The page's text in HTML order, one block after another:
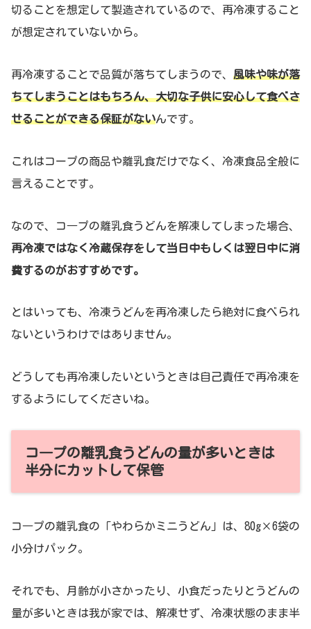
切ることを想定して製造されているので、再冷凍すること
が想定されていないから。
再冷凍することで品質が落ちてしまうので、 風味や味が落
ちてしまうことはもちろん、大切な子供に安心して食べさ
せることができる保証がないんです。
これはコープの商品や離乳食だけでなく、冷凍食品全般に
言えることです。
なので、コ―プの離乳食うどんを解凍してしまった場合、
再冷凍ではなく冷蔵保存をして当日中もしくは翌日中に消
費するのがおすすめです。
とはいっても、冷凍うどんを再冷凍したら絶対に食べられ
ないというわけではありません。
どうしても再冷凍したいというときは自己責任で再冷凍を
するようにしてくださいね。
コ―プの離乳食うどんの量が多いときは
半分にカットして保管
コ―プの離乳食の「やわらかミニうどん」は、80g×6袋の
小分けパック。
それでも、月齢が小さかったり、小食だったりとうどんの
量が多いときは我が家では、解凍せず、冷凍状態のまま半